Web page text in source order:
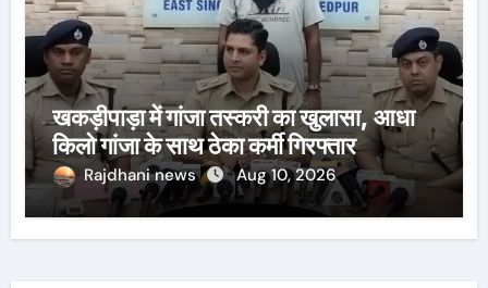
खकड़ीपाड़ा में गांजा तस्करी का खुलासा, आधा
किलो गांजा के साथ ठेका कर्मी गिरफ्तार
Rajdhani news Aug 10, 2026